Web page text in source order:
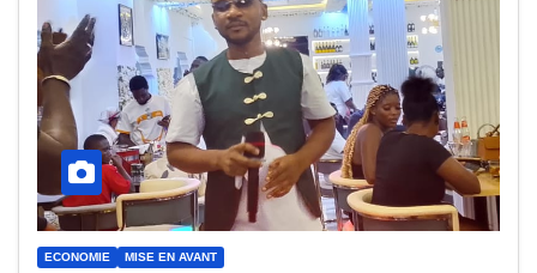
ECONOMIE MISE EN AVANT